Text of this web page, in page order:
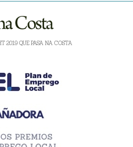
2019 QUE PASA NA COSTA